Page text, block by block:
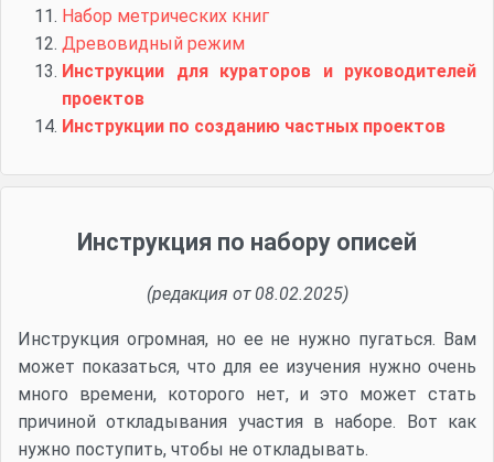
Набор метрических книг
Древовидный режим
Инструкции для кураторов и руководителей
проектов
Инструкции по созданию частных проектов
Инструкция по набору описей
(редакция от 08.02.2025)
Инструкция огромная, но ее не нужно пугаться. Вам
может показаться, что для ее изучения нужно очень
много времени, которого нет, и это может стать
причиной откладывания участия в наборе. Вот как
нужно поступить, чтобы не откладывать.